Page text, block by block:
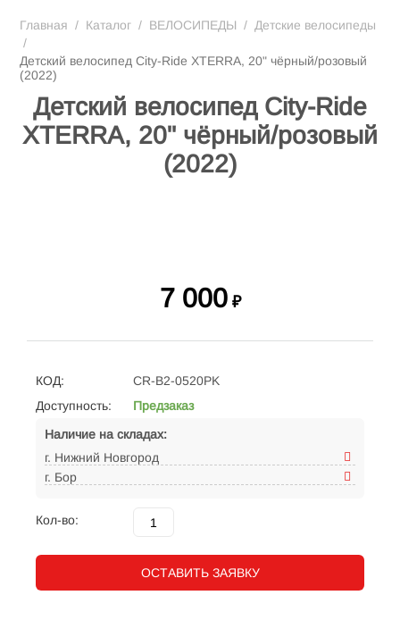
Главная / Каталог / ВЕЛОСИПЕДЫ / Детские велосипеды
/
Детский велосипед City-Ride XTERRA, 20" чёрный/розовый
(2022)
Детский велосипед City-Ride
XTERRA, 20" чёрный/розовый
(2022)
7 000 ₽
КОД:
CR-B2-0520PK
Доступность:
Предзаказ
Наличие на складах:
г. Нижний Новгород
г. Бор
Кол-во:
ОСТАВИТЬ ЗАЯВКУ